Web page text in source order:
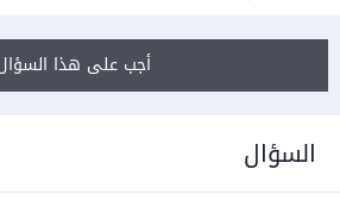
أجب على هذا السؤال
السؤال